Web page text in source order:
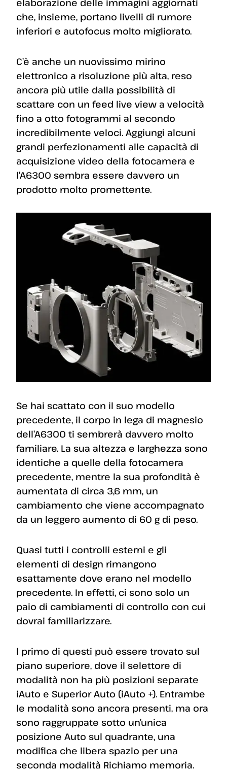
elaborazione delle immagini aggiornati
che, insieme, portano livelli di rumore
inferiori e autofocus molto migliorato.
C’è anche un nuovissimo mirino
elettronico a risoluzione più alta, reso
ancora più utile dalla possibilità di
scattare con un feed live view a velocità
fino a otto fotogrammi al secondo
incredibilmente veloci. Aggiungi alcuni
grandi perfezionamenti alle capacità di
acquisizione video della fotocamera e
l’A6300 sembra essere davvero un
prodotto molto promettente.
Se hai scattato con il suo modello
precedente, il corpo in lega di magnesio
dell’A6300 ti sembrerà davvero molto
familiare. La sua altezza e larghezza sono
identiche a quelle della fotocamera
precedente, mentre la sua profondità è
aumentata di circa 3,6 mm, un
cambiamento che viene accompagnato
da un leggero aumento di 60 g di peso.
Quasi tutti i controlli esterni e gli
elementi di design rimangono
esattamente dove erano nel modello
precedente. In effetti, ci sono solo un
paio di cambiamenti di controllo con cui
dovrai familiarizzare.
l primo di questi può essere trovato sul
piano superiore, dove il selettore di
modalità non ha più posizioni separate
iAuto e Superior Auto (iAuto +). Entrambe
le modalità sono ancora presenti, ma ora
sono raggruppate sotto un’unica
posizione Auto sul quadrante, una
modifica che libera spazio per una
seconda modalità Richiamo memoria.